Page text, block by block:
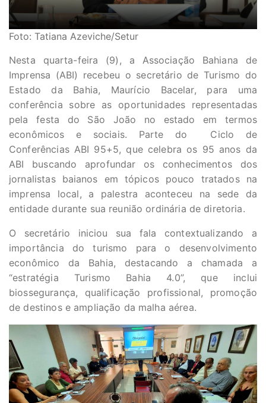
Foto: Tatiana Azeviche/Setur
Nesta quarta-feira (9), a Associação Bahiana de
Imprensa (ABI) recebeu o secretário de Turismo do
Estado da Bahia, Maurício Bacelar, para uma
conferência sobre as oportunidades representadas
pela festa do São João no estado em termos
econômicos e sociais. Parte do Ciclo de
Conferências ABI 95+5, que celebra os 95 anos da
ABI buscando aprofundar os conhecimentos dos
jornalistas baianos em tópicos pouco tratados na
imprensa local, a palestra aconteceu na sede da
entidade durante sua reunião ordinária de diretoria.
O secretário iniciou sua fala contextualizando a
importância do turismo para o desenvolvimento
econômico da Bahia, destacando a chamada a
“estratégia Turismo Bahia 4.0”, que inclui
biossegurança, qualificação profissional, promoção
de destinos e ampliação da malha aérea.